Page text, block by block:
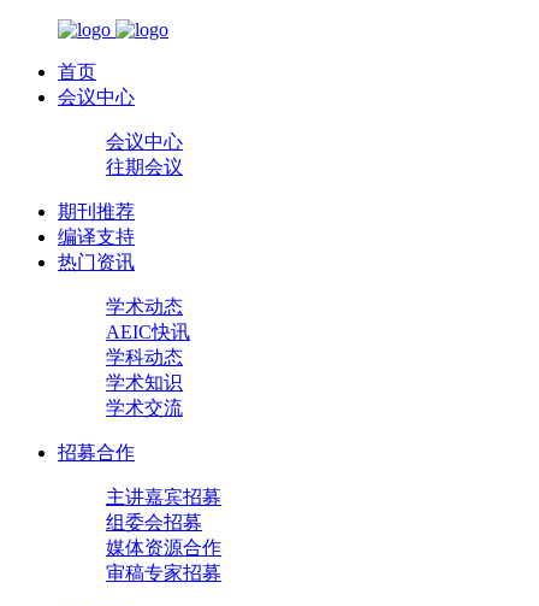
首页
会议中心
会议中心
往期会议
期刊推荐
编译支持
热门资讯
学术动态
AEIC快讯
学科动态
学术知识
学术交流
招募合作
主讲嘉宾招募
组委会招募
媒体资源合作
审稿专家招募